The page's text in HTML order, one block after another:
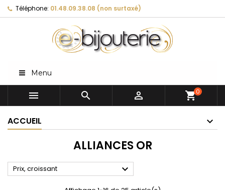
Téléphone: 01.48.09.38.08 (non surtaxé)
Menu
   shopping_cart0
ACCUEIL
ALLIANCES OR
Prix, croissant 